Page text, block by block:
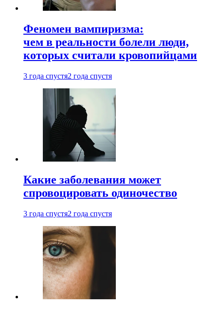
Феномен вампиризма:
чем в реальности болели люди,
которых считали кровопийцами
3 года спустя2 года спустя
Какие заболевания может
спровоцировать одиночество
3 года спустя2 года спустя